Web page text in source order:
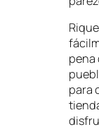
pena
para